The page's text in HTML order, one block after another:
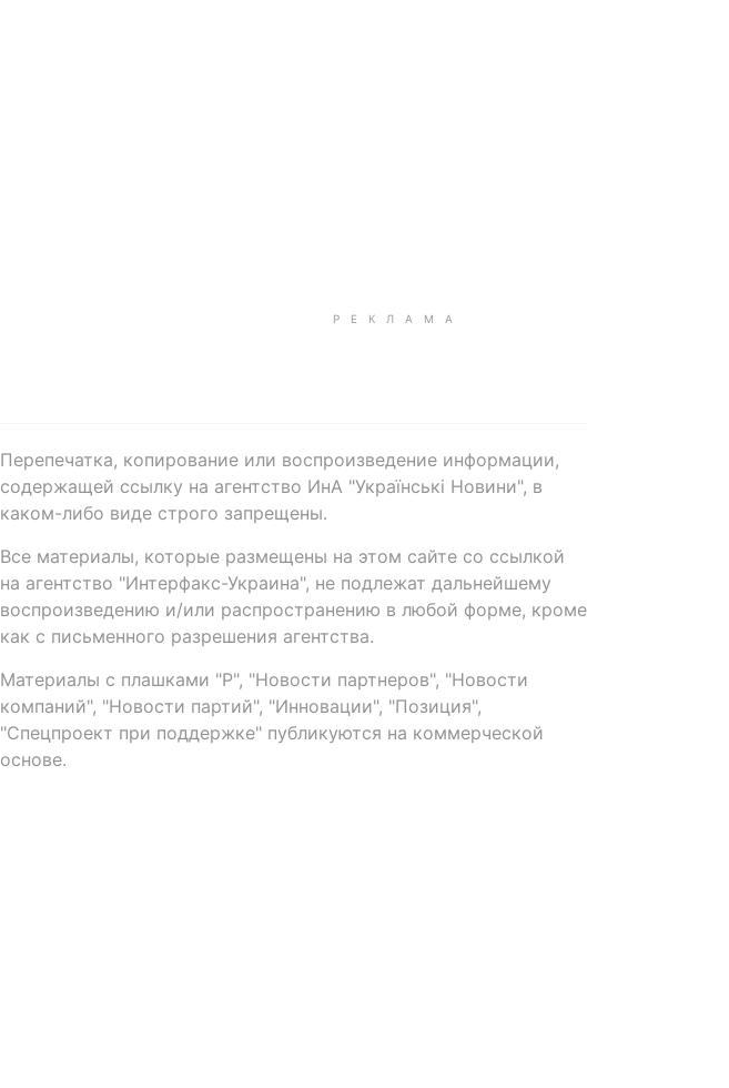
Перепечатка, копирование или воспроизведение информации,
содержащей ссылку на агентство ИнА "Українські Новини", в
каком-либо виде строго запрещены.
Все материалы, которые размещены на этом сайте со ссылкой
на агентство "Интерфакс-Украина", не подлежат дальнейшему
воспроизведению и/или распространению в любой форме, кроме
как с письменного разрешения агентства.
Материалы с плашками "Р", "Новости партнеров", "Новости
компаний", "Новости партий", "Инновации", "Позиция",
"Спецпроект при поддержке" публикуются на коммерческой
основе.